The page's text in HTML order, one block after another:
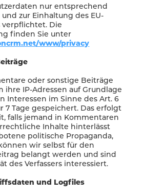
nur entsprechend
zur Einhaltung des EU-
verpflichtet. Die
finden Sie unter
www/privacy
oder sonstige Beiträge
ihre IP-Adressen auf Grundlage
Interessen im Sinne des Art. 6
7 Tage gespeichert. Das erfolgt
falls jemand in Kommentaren
Inhalte hinterlässt
politische Propaganda,
wir selbst für den
belangt werden und sind
des Verfassers interessiert.
und Logfiles